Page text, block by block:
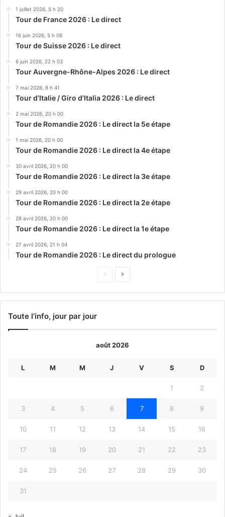
1 juillet 2026, 5 h 20
Tour de France 2026 : Le direct
16 juin 2026, 5 h 08
Tour de Suisse 2026 : Le direct
6 juin 2026, 22 h 03
Tour Auvergne-Rhône-Alpes 2026 : Le direct
7 mai 2026, 8 h 41
Tour d’Italie / Giro d’Italia 2026 : Le direct
2 mai 2026, 20 h 00
Tour de Romandie 2026 : Le direct la 5e étape
1 mai 2026, 20 h 00
Tour de Romandie 2026 : Le direct la 4e étape
30 avril 2026, 20 h 00
Tour de Romandie 2026 : Le direct la 3e étape
29 avril 2026, 20 h 00
Tour de Romandie 2026 : Le direct la 2e étape
28 avril 2026, 20 h 00
Tour de Romandie 2026 : Le direct la 1e étape
27 avril 2026, 21 h 04
Tour de Romandie 2026 : Le direct du prologue
Page
Page
Toute l’info, jour par jour
août 2026
L M M J V S D
1 2
3 4 5 6 7 8 9
10 11 12 13 14 15 16
17 18 19 20 21 22 23
24 25 26 27 28 29 30
31